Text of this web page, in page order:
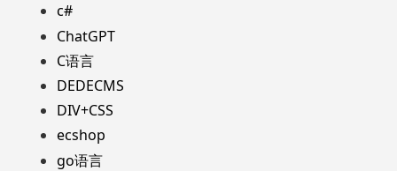
c#
ChatGPT
C语言
DEDECMS
DIV+CSS
ecshop
go语言